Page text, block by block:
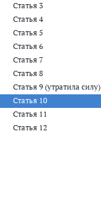
Статья 3
Статья 4
Статья 5
Статья 6
Статья 7
Статья 8
Статья 9 (утратила силу)
Статья 10
Статья 11
Статья 12